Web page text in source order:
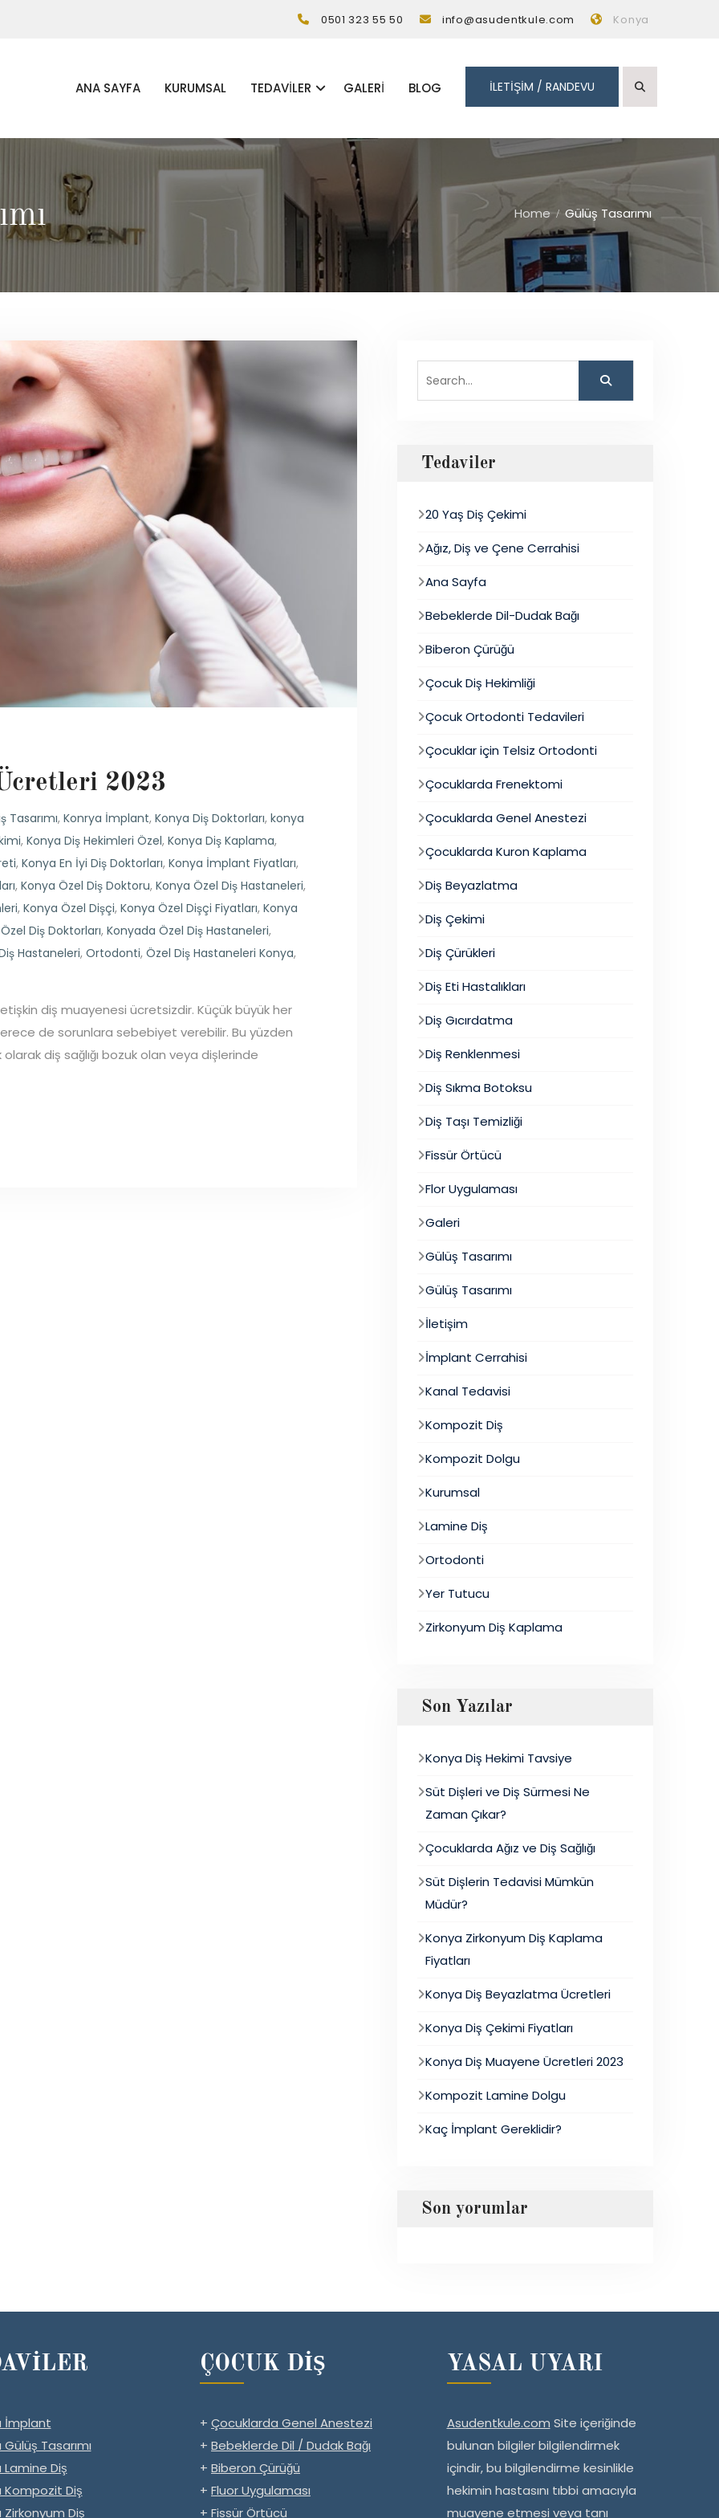
0501 323 55 50 info@asudentkule.com Konya
İLETİŞİM / RANDEVU
ANA SAYFA KURUMSAL TEDAVILER GALERI BLOG
Home Gülüş Tasarımı
2023
Tasarımı, Konrya İmplant, Konya Diş Doktorları, konya
, Konya Diş Hekimleri Özel, Konya Diş Kaplama,
, Konya En İyi Diş Doktorları, Konya İmplant Fiyatları,
, Konya Özel Diş Doktoru, Konya Özel Diş Hastaneleri,
, Konya Özel Dişçi, Konya Özel Dişçi Fiyatları, Konya
Diş Doktorları, Konyada Özel Diş Hastaneleri,
Hastaneleri, Ortodonti, Özel Diş Hastaneleri Konya,
diş muayenesi ücretsizdir. Küçük büyük her
de sorunlara sebebiyet verebilir. Bu yüzden
diş sağlığı bozuk olan veya dişlerinde
Tedaviler
20 Yaş Diş Çekimi
Ağız, Diş ve Çene Cerrahisi
Ana Sayfa
Bebeklerde Dil-Dudak Bağı
Biberon Çürüğü
Çocuk Diş Hekimliği
Çocuk Ortodonti Tedavileri
Çocuklar için Telsiz Ortodonti
Çocuklarda Frenektomi
Çocuklarda Genel Anestezi
Çocuklarda Kuron Kaplama
Diş Beyazlatma
Diş Çekimi
Diş Çürükleri
Diş Eti Hastalıkları
Diş Gıcırdatma
Diş Renklenmesi
Diş Sıkma Botoksu
Diş Taşı Temizliği
Fissür Örtücü
Flor Uygulaması
Galeri
Gülüş Tasarımı
Gülüş Tasarımı
İletişim
İmplant Cerrahisi
Kanal Tedavisi
Kompozit Diş
Kompozit Dolgu
Kurumsal
Lamine Diş
Ortodonti
Yer Tutucu
Zirkonyum Diş Kaplama
Son Yazılar
Konya Diş Hekimi Tavsiye
Süt Dişleri ve Diş Sürmesi Ne
Zaman Çıkar?
Çocuklarda Ağız ve Diş Sağlığı
Süt Dişlerin Tedavisi Mümkün
Müdür?
Konya Zirkonyum Diş Kaplama
Fiyatları
Konya Diş Beyazlatma Ücretleri
Konya Diş Çekimi Fiyatları
Konya Diş Muayene Ücretleri 2023
Kompozit Lamine Dolgu
Kaç İmplant Gereklidir?
Son yorumlar
İmplant
Tasarımı
Lamine Diş
Kompozit Diş
Zirkonyum Diş
ÇOCUK DİŞ
+ Çocuklarda Genel Anestezi
+ Bebeklerde Dil / Dudak Bağı
+ Biberon Çürüğü
+ Fluor Uygulaması
+ Fissür Örtücü
YASAL UYARI
Asudentkule.com Site içeriğinde
bulunan bilgiler bilgilendirmek
içindir, bu bilgilendirme kesinlikle
hekimin hastasını tıbbi amacıyla
muayene etmesi veya tanı